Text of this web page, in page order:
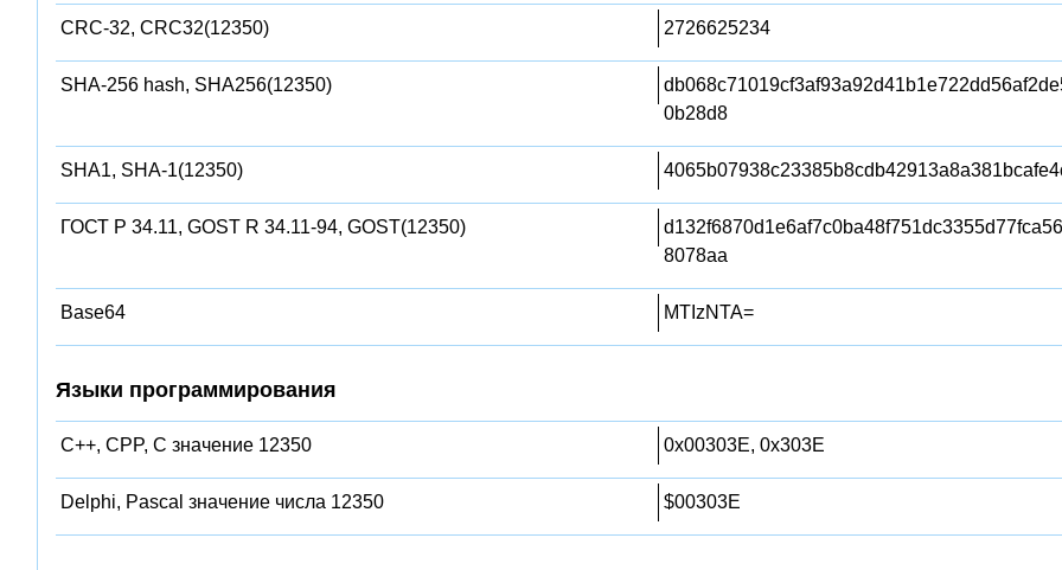
CRC-32, CRC32(12350) 2726625234
SHA-256 hash, SHA256(12350)
0b28d8
SHA1, SHA-1(12350)
ГОСТ Р 34.11, GOST R 34.11-94, GOST(12350)
8078aa
Base64 MTIzNTA=
Языки программирования
C++, CPP, C значение 12350 0x00303E, 0x303E
Delphi, Pascal значение числа 12350 $00303E